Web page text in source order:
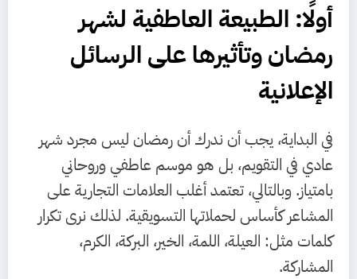
أولًا: الطبيعة العاطفية لشهر
رمضان وتأثيرها على الرسائل
الإعلانية
في البداية، يجب أن ندرك أن رمضان ليس مجرد شهر
عادي في التقويم، بل هو موسم عاطفي وروحاني
بامتياز. وبالتالي، تعتمد أغلب العلامات التجارية على
المشاعر كأساس لحملاتها التسويقية. لذلك نرى تكرار
كلمات مثل: العيلة، اللمة، الخير، البركة، الكرم،
المشاركة.